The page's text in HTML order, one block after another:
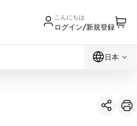
こんにちは
ログイン/新規登録
日本